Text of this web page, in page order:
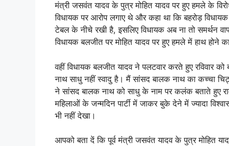
मंत्री जसवंत यादव के पुत्र मोहित यादव पर हुए हमले के
विधायक पर आरोप लगाए थे और कहा था कि बहरोड़
टेबल के नीचे रखी है, इसलिए विधायक अब ना तो समर्थन
विधायक बलजीत पर मोहित यादव पर हुए हमले में हाथ होने
वहीं विधायक बलजीत यादव ने पलटवार करते हुए रविवार
नाथ साधु नहीं स्वादु है। मैं सांसद बालक नाथ का कच्चा
ने सांसद बालक नाथ को साधु के नाम पर कलंक बताते हुए
महिलाओं के जन्मदिन पार्टी में जाकर बुके देने में ज्यादा
भी नहीं देखा।
आपको बता दें कि पूर्व मंत्री जसवंत यादव के पुत्र मोहित